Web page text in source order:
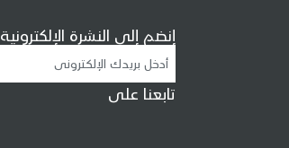
إنضم إلى النشرة الإلكترونية
تابعنا على